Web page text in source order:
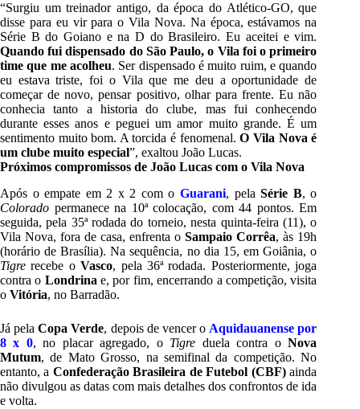
“Surgiu um treinador antigo, da época do Atlético-GO, que
disse para eu vir para o Vila Nova. Na época, estávamos na
Série B do Goiano e na D do Brasileiro. Eu aceitei e vim.
Quando fui dispensado do São Paulo, o Vila foi o primeiro
time que me acolheu. Ser dispensado é muito ruim, e quando
eu estava triste, foi o Vila que me deu a oportunidade de
começar de novo, pensar positivo, olhar para frente. Eu não
conhecia tanto a historia do clube, mas fui conhecendo
durante esses anos e peguei um amor muito grande. É um
sentimento muito bom. A torcida é fenomenal.O Vila Nova é
um clube muito especial”, exaltou João Lucas.
Próximos compromissos de João Lucas com o Vila Nova
Após o empate em 2 x 2 com oGuarani, pelaSérie B, o
Colorado permanece na 10ª colocação, com 44 pontos. Em
seguida, pela 35ª rodada do torneio, nesta quinta-feira (11), o
Vila Nova, fora de casa, enfrenta oSampaio Corrêa, às 19h
(horário de Brasília). Na sequência, no dia 15, em Goiânia, o
Tigre recebe oVasco, pela 36ª rodada. Posteriormente, joga
contra o Londrina e, por fim, encerrando a competição, visita
o Vitória, no Barradão.
Já pelaCopa Verde, depois de vencer o Aquidauanense por
8 x 0, no placar agregado, o Tigre duela contra oNova
Mutum, de Mato Grosso, na semifinal da competição. No
entanto, a Confederação Brasileira de Futebol (CBF)ainda
não divulgou as datas com mais detalhes dos confrontos de ida
e volta.